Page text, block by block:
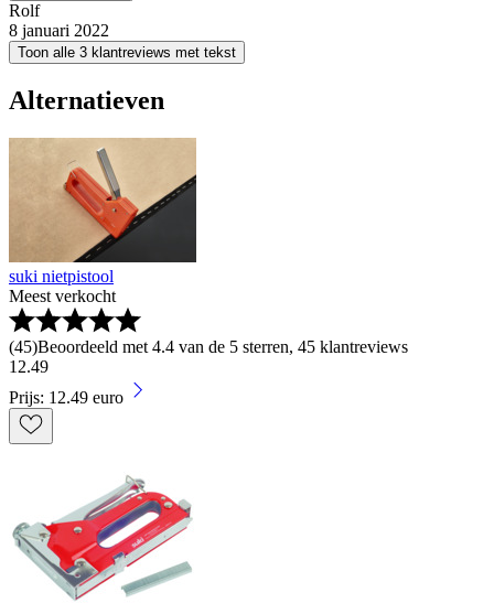
Rolf
8 januari 2022
Toon alle 3 klantreviews met tekst
Alternatieven
suki nietpistool
Meest verkocht
(45)Beoordeeld met 4.4 van de 5 sterren, 45 klantreviews
12.49
Prijs: 12.49 euro